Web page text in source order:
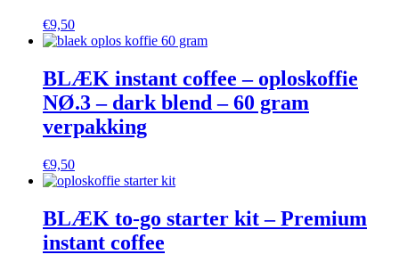
€9,50
BLÆK instant coffee – oploskoffie
NØ.3 – dark blend – 60 gram
verpakking
€9,50
BLÆK to-go starter kit – Premium
instant coffee